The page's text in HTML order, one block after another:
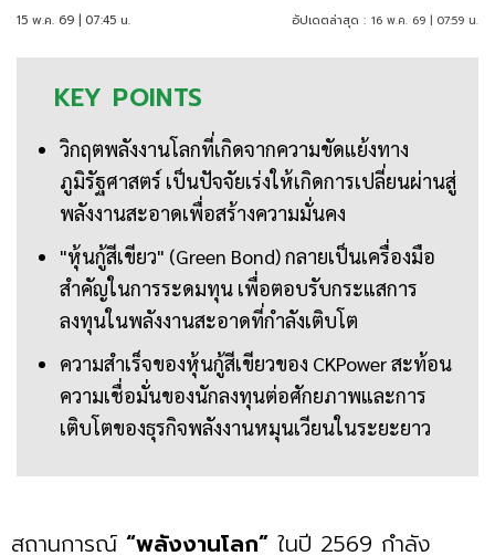
15 พ.ค. 69 | 07:45 น. อัปเดตล่าสุด : 16 พ.ค. 69 | 07:59 น.
KEY POINTS
วิกฤตพลังงานโลกที่เกิดจากความขัดแย้งทาง
ภูมิรัฐศาสตร์ เป็นปัจจัยเร่งให้เกิดการเปลี่ยนผ่านสู่
พลังงานสะอาดเพื่อสร้างความมั่นคง
"หุ้นกู้สีเขียว" (Green Bond) กลายเป็นเครื่องมือ
สำคัญในการระดมทุน เพื่อตอบรับกระแสการ
ลงทุนในพลังงานสะอาดที่กำลังเติบโต
ความสำเร็จของหุ้นกู้สีเขียวของ CKPower สะท้อน
ความเชื่อมั่นของนักลงทุนต่อศักยภาพและการ
เติบโตของธุรกิจพลังงานหมุนเวียนในระยะยาว
สถานการณ์ “พลังงานโลก” ในปี 2569 กำลัง